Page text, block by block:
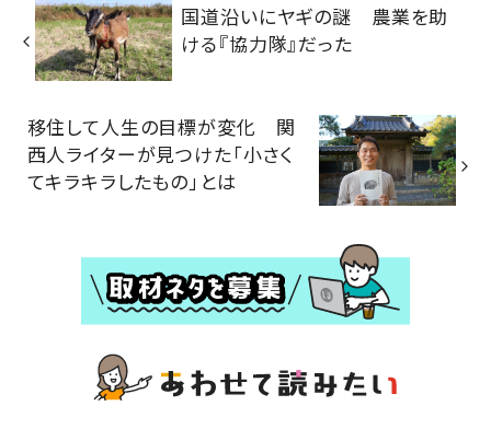
国道沿いにヤギの謎 農業を助
ける『協力隊』だった
移住して人生の目標が変化 関
西人ライターが見つけた「小さく
てキラキラしたもの」とは